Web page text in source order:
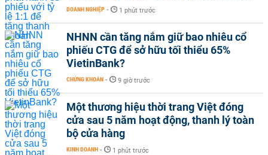
DOANH NGHIỆP - 1 phút trước
NHNN cần tăng nắm giữ bao nhiêu cổ
phiếu CTG để sở hữu tối thiểu 65%
VietinBank?
CHỨNG KHOÁN - 9 giờ trước
Một thương hiệu thời trang Việt đóng
cửa sau 5 năm hoạt động, thanh lý toàn
bộ cửa hàng
KINH DOANH - 1 phút trước